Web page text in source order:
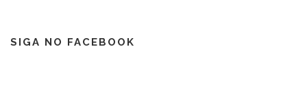
SIGA NO FACEBOOK